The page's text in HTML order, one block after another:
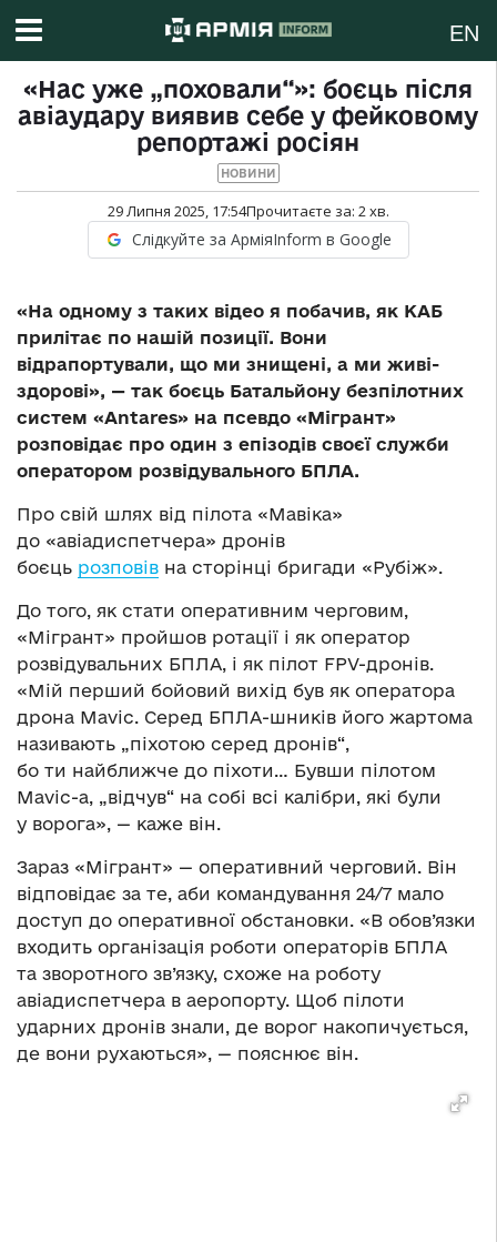
EN
«Нас уже „поховали“»: боєць після
авіаудару виявив себе у фейковому
репортажі росіян
НОВИНИ
29 Липня 2025, 17:54Прочитаєте за: 2хв.
Слідкуйте за АрміяInform в Google
«На одному з таких відео я побачив, як КАБ
прилітає по нашій позиції. Вони
відрапортували, що ми знищені, а ми живі-
здорові», — так боєць Батальйону безпілотних
систем «Antares» на псевдо «Мігрант»
розповідає про один з епізодів своєї служби
оператором розвідувального БПЛА.
Про свій шлях від пілота «Мавіка»
до «авіадиспетчера» дронів
боєць розповів на сторінці бригади «Рубіж».
До того, як стати оперативним черговим,
«Мігрант» пройшов ротації і як оператор
розвідувальних БПЛА, і як пілот FPV-дронів.
«Мій перший бойовий вихід був як оператора
дрона Mavic. Серед БПЛА-шників його жартома
називають „піхотою серед дронів“,
бо ти найближче до піхоти… Бувши пілотом
Mavic-а, „відчув“ на собі всі калібри, які були
у ворога», — каже він.
Зараз «Мігрант» — оперативний черговий. Він
відповідає за те, аби командування 24/7 мало
доступ до оперативної обстановки. «В обов’язки
входить організація роботи операторів БПЛА
та зворотного зв’язку, схоже на роботу
авіадиспетчера в аеропорту. Щоб пілоти
ударних дронів знали, де ворог накопичується,
де вони рухаються», — пояснює він.